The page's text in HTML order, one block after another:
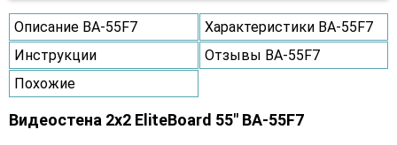
Описание BA-55F7
Характеристики BA-55F7
Инструкции
Отзывы BA-55F7
Похожие
Видеостена 2x2 EliteBoard 55" BA-55F7